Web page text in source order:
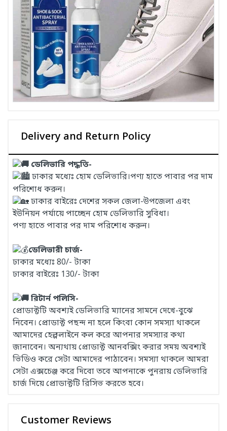
Delivery and Return Policy
ডেলিভারি পদ্ধতি-
ঢাকার মধ্যেঃ হোম ডেলিভারি।পণ্য হাতে পাবার পর দাম
পরিশোধ করুন।
ঢাকার বাইরেঃ দেশের সকল জেলা-উপজেলা এবং
ইউনিয়ন পর্যায়ে পাচ্ছেন হোম ডেলিভারি সুবিধা।
পণ্য হাতে পাবার পর দাম পরিশোধ করুন।
ডেলিভারী চার্জ-
ঢাকার মধ্যেঃ 80/- টাকা
ঢাকার বাইরেঃ 130/- টাকা
রিটার্ন পলিসি-
প্রোডাক্টটি অবশ্যই ডেলিভারি ম্যানের সামনে দেখে-বুঝে
নিবেন। প্রোডাক্ট পছন্দ না হলে কিংবা কোন সমস্যা থাকলে
আমাদের হেল্পলাইনে কল করে আপনার সমস্যার কথা
জানাবেন। অন্যথায় প্রোডাক্ট আনবক্সিং করার সময় অবশ্যই
ভিডিও করে সেটা আমাদের পাঠাবেন। সমস্যা থাকলে আমরা
সেটা এক্সচেঞ্জ করে দিবো তবে আপনাকে পুনরায় ডেলিভারি
চার্জ দিয়ে প্রোডাক্টটি রিসিভ করতে হবে।
Customer Reviews